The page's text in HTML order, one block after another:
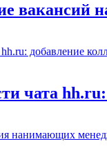
вакансий
чата